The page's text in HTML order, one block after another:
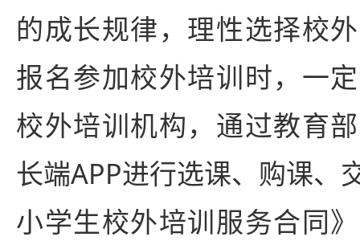
的成长规律，理性选择校
报名参加校外培训时，一
校外培训机构，通过教育
长端APP进行选课、购课、
小学生校外培训服务合同